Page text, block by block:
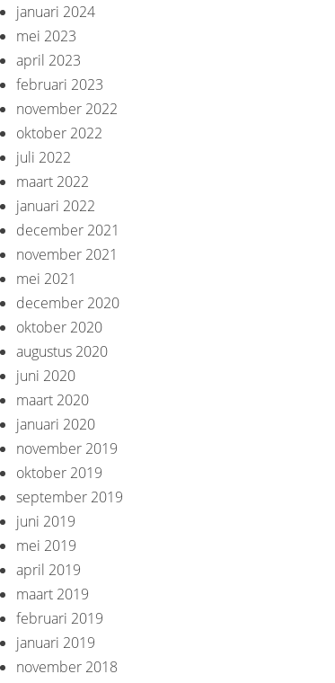
januari 2024
mei 2023
april 2023
februari 2023
november 2022
oktober 2022
juli 2022
maart 2022
januari 2022
december 2021
november 2021
mei 2021
december 2020
oktober 2020
augustus 2020
juni 2020
maart 2020
januari 2020
november 2019
oktober 2019
september 2019
juni 2019
mei 2019
april 2019
maart 2019
februari 2019
januari 2019
november 2018